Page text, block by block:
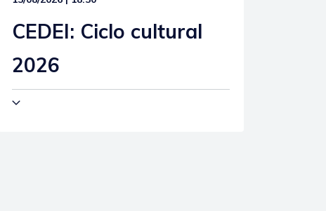
CEDEI: Ciclo cultural
2026